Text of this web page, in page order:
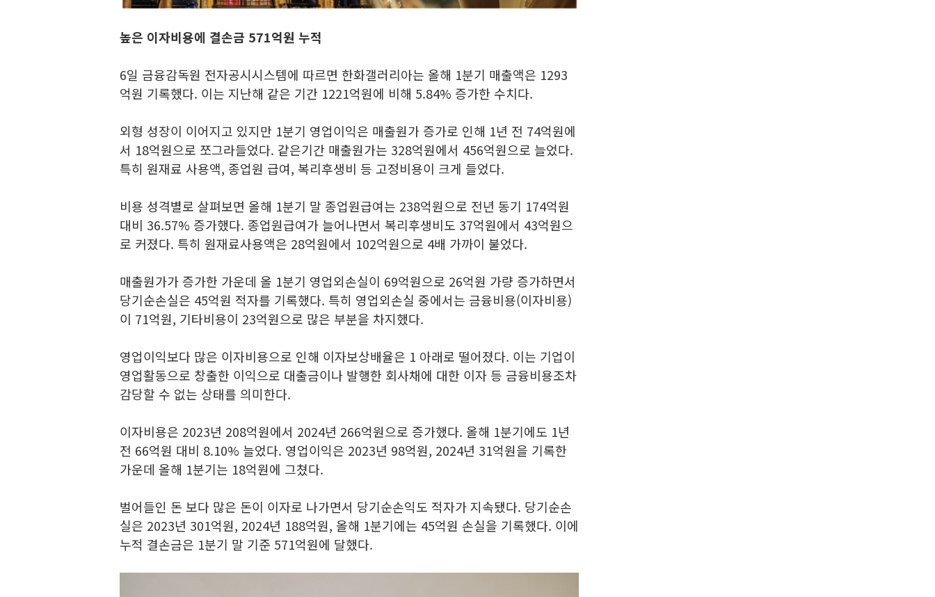
높은 이자비용에 결손금 571억원 누적
6일 금융감독원 전자공시시스템에 따르면 한화갤러리아는 올해 1분기 매출액은 1293
억원 기록했다. 이는 지난해 같은 기간 1221억원에 비해 5.84% 증가한 수치다.
외형 성장이 이어지고 있지만 1분기 영업이익은 매출원가 증가로 인해 1년 전 74억원에
서 18억원으로 쪼그라들었다. 같은기간 매출원가는 328억원에서 456억원으로 늘었다.
특히 원재료 사용액, 종업원 급여, 복리후생비 등 고정비용이 크게 들었다.
비용 성격별로 살펴보면 올해 1분기 말 종업원급여는 238억원으로 전년 동기 174억원
대비 36.57% 증가했다. 종업원급여가 늘어나면서 복리후생비도 37억원에서 43억원으
로 커졌다. 특히 원재료사용액은 28억원에서 102억원으로 4배 가까이 불었다.
매출원가가 증가한 가운데 올 1분기 영업외손실이 69억원으로 26억원 가량 증가하면서
당기순손실은 45억원 적자를 기록했다. 특히 영업외손실 중에서는 금융비용(이자비용)
이 71억원, 기타비용이 23억원으로 많은 부분을 차지했다.
영업이익보다 많은 이자비용으로 인해 이자보상배율은 1 아래로 떨어졌다. 이는 기업이
영업활동으로 창출한 이익으로 대출금이나 발행한 회사채에 대한 이자 등 금융비용조차
감당할 수 없는 상태를 의미한다.
이자비용은 2023년 208억원에서 2024년 266억원으로 증가했다. 올해 1분기에도 1년
전 66억원 대비 8.10% 늘었다. 영업이익은 2023년 98억원, 2024년 31억원을 기록한
가운데 올해 1분기는 18억원에 그쳤다.
벌어들인 돈 보다 많은 돈이 이자로 나가면서 당기순손익도 적자가 지속됐다. 당기순손
실은 2023년 301억원, 2024년 188억원, 올해 1분기에는 45억원 손실을 기록했다. 이에
누적 결손금은 1분기 말 기준 571억원에 달했다.